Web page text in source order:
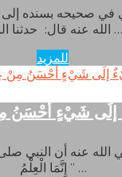
في صحيحه بسنده
الله عنه قال: حدثنا النبي …
للمزيد
شَيْءٍ أَحْسَنُ
عنه أن النبي
” إِنَّمَا الْعِلْمُ …